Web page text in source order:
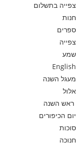
צפייה בתשלום
חנות
ספרים
צפייה
שמע
English
מעגל השנה
אלול
ראש השנה
יום הכיפורים
סוכות
חנוכה